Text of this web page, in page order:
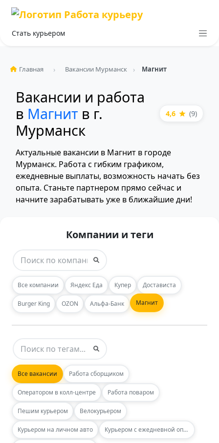
Стать курьером
Главная Вакансии Мурманск Магнит
Вакансии и работа
в Магнит в г.
Мурманск
4,6 (9)
Актуальные вакансии в Магнит в городе
Мурманск. Работа с гибким графиком,
ежедневные выплаты, возможность начать без
опыта. Станьте партнером прямо сейчас и
начните зарабатывать уже в ближайшие дни!
Компании и теги
Все компании Яндекс Еда Купер Достависта
Burger King OZON Альфа-Банк Магнит
Все вакансии Работа сборщиком
Оператором в колл-центре Работа поваром
Пешим курьером Велокурьером
Курьером на личном авто Курьером с ежедневной оплатой